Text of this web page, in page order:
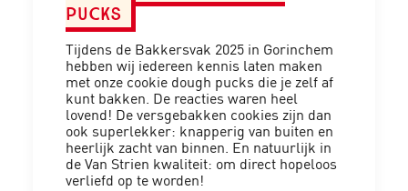
pucks
Tijdens de Bakkersvak 2025 in Gorinchem
hebben wij iedereen kennis laten maken
met onze cookie dough pucks die je zelf af
kunt bakken. De reacties waren heel
lovend! De versgebakken cookies zijn dan
ook superlekker: knapperig van buiten en
heerlijk zacht van binnen. En natuurlijk in
de Van Strien kwaliteit: om direct hopeloos
verliefd op te worden!